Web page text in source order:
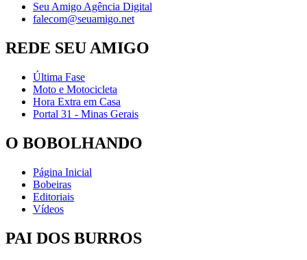
Seu Amigo Agência Digital
falecom@seuamigo.net
REDE SEU AMIGO
Última Fase
Moto e Motocicleta
Hora Extra em Casa
Portal 31 - Minas Gerais
O BOBOLHANDO
Página Inicial
Bobeiras
Editoriais
Vídeos
PAI DOS BURROS